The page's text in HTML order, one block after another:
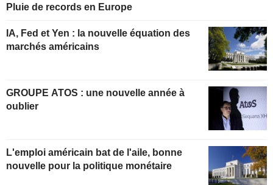
Pluie de records en Europe
IA, Fed et Yen : la nouvelle équation des
marchés américains
GROUPE ATOS : une nouvelle année à
oublier
L'emploi américain bat de l'aile, bonne
nouvelle pour la politique monétaire